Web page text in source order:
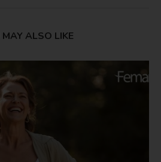
MAY ALSO LIKE